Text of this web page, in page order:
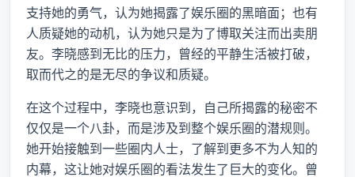
支持她的勇气，认为她揭露了娱乐圈的黑暗面；也有
人质疑她的动机，认为她只是为了博取关注而出卖朋
友。李晓感到无比的压力，曾经的平静生活被打破，
取而代之的是无尽的争议和质疑。
在这个过程中，李晓也意识到，自己所揭露的秘密不
仅仅是一个八卦，而是涉及到整个娱乐圈的潜规则。
她开始接触到一些圈内人士，了解到更多不为人知的
内幕，这让她对娱乐圈的看法发生了巨大的变化。曾